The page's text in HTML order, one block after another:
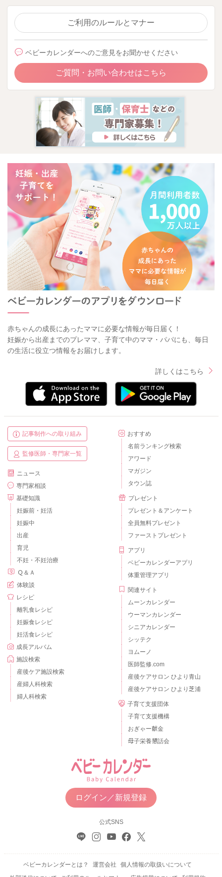
ご利用のルールとマナー
ベビーカレンダーへのご意見をお聞かせください
ご質問・お問い合わせはこちら
赤ちゃんの成長にあったママに必要な情報が毎日届く！
妊娠から出産までのプレママ、子育て中のママ・パパにも、毎日
の生活に役立つ情報をお届けします。
詳しくはこちら
記事制作への取り組み
監修医師・専門家一覧
ニュース
専門家相談
基礎知識
妊娠前・妊活
妊娠中
出産
育児
不妊・不妊治療
Ｑ＆Ａ
体験談
レシピ
離乳食レシピ
妊娠食レシピ
妊活食レシピ
成長アルバム
施設検索
産後ケア施設検索
産婦人科検索
婦人科検索
おすすめ
名前ランキング検索
アワード
マガジン
タウン誌
プレゼント
プレゼント＆アンケート
全員無料プレゼント
ファーストプレゼント
アプリ
ベビーカレンダーアプリ
体重管理アプリ
関連サイト
ムーンカレンダー
ウーマンカレンダー
シニアカレンダー
シッテク
ヨムーノ
医師監修.com
産後ケアサロン ひより青山
産後ケアサロン ひより芝浦
子育て支援団体
子育て支援機構
おぎゃー献金
母子栄養懇話会
ログイン／新規登録
公式SNS
ベビーカレンダーとは？ 運営会社
個人情報の取扱いについて